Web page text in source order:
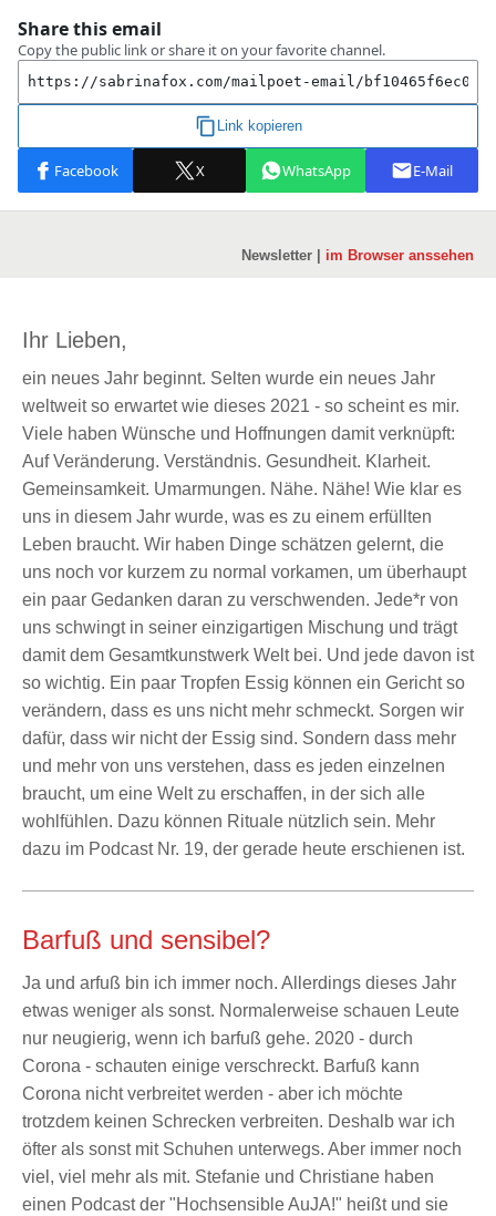
Newsletter | im Browser anssehen
Ihr Lieben,
ein neues Jahr beginnt. Selten wurde ein neues Jahr
weltweit so erwartet wie dieses 2021 - so scheint es mir.
Viele haben Wünsche und Hoffnungen damit verknüpft:
Auf Veränderung. Verständnis. Gesundheit. Klarheit.
Gemeinsamkeit. Umarmungen. Nähe. Nähe! Wie klar es
uns in diesem Jahr wurde, was es zu einem erfüllten
Leben braucht. Wir haben Dinge schätzen gelernt, die
uns noch vor kurzem zu normal vorkamen, um überhaupt
ein paar Gedanken daran zu verschwenden. Jede*r von
uns schwingt in seiner einzigartigen Mischung und trägt
damit dem Gesamtkunstwerk Welt bei. Und jede davon ist
so wichtig. Ein paar Tropfen Essig können ein Gericht so
verändern, dass es uns nicht mehr schmeckt. Sorgen wir
dafür, dass wir nicht der Essig sind. Sondern dass mehr
und mehr von uns verstehen, dass es jeden einzelnen
braucht, um eine Welt zu erschaffen, in der sich alle
wohlfühlen. Dazu können Rituale nützlich sein. Mehr
dazu im Podcast Nr. 19, der gerade heute erschienen ist.
Barfuß und sensibel?
Ja und arfuß bin ich immer noch. Allerdings dieses Jahr
etwas weniger als sonst. Normalerweise schauen Leute
nur neugierig, wenn ich barfuß gehe. 2020 - durch
Corona - schauten einige verschreckt. Barfuß kann
Corona nicht verbreitet werden - aber ich möchte
trotzdem keinen Schrecken verbreiten. Deshalb war ich
öfter als sonst mit Schuhen unterwegs. Aber immer noch
viel, viel mehr als mit. Stefanie und Christiane haben
einen Podcast der "Hochsensible AuJA!" heißt und sie